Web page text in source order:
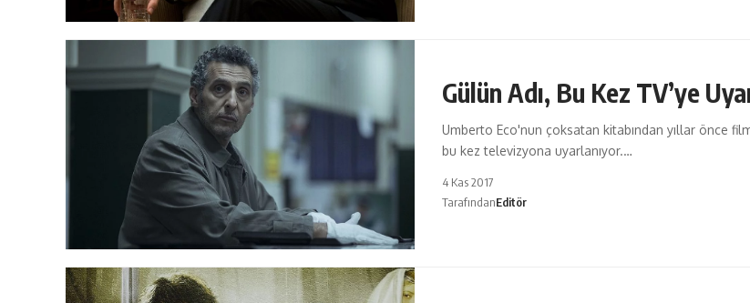
Gülün Adı, Bu Kez TV’ye
Umberto Eco'nun çoksatan kitabından yıllar önce
bu kez televizyona uyarlanıyor.…
4 Kas 2017
TarafındanEditör